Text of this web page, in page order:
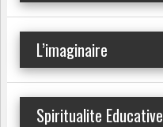
L’imaginaire
Spiritualite Educative